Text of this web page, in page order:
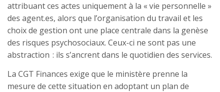
attribuant ces actes uniquement à la « vie personnelle »
des agent.es, alors que l’organisation du travail et les
choix de gestion ont une place centrale dans la genèse
des risques psychosociaux. Ceux-ci ne sont pas une
abstraction : ils s’ancrent dans le quotidien des services.
La CGT Finances exige que le ministère prenne la
mesure de cette situation en adoptant un plan de